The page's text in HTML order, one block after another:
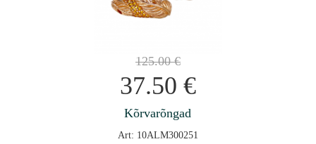
125.00€
37.50 €
Kõrvarõngad
Art: 10ALM300251